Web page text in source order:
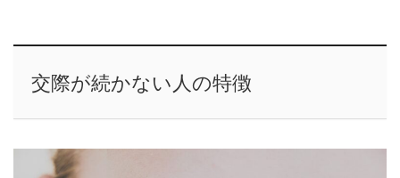
交際が続かない人の特徴